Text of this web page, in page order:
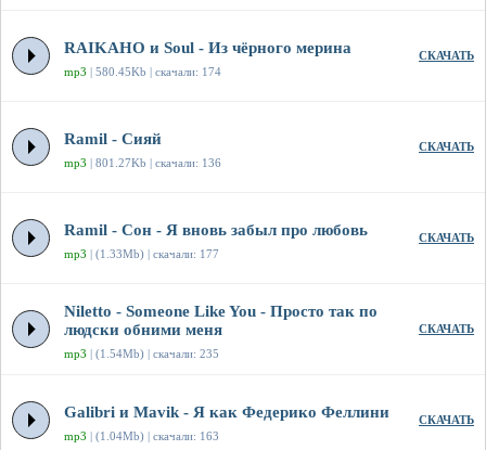
RAIKAHO и Soul - Из чёрного мерина
mp3 | 580.45Kb | скачали: 174
СКАЧАТЬ
Ramil - Сияй
mp3 | 801.27Kb | скачали: 136
СКАЧАТЬ
Ramil - Сон - Я вновь забыл про любовь
mp3 | (1.33Mb) | скачали: 177
СКАЧАТЬ
Niletto - Someone Like You - Просто так по
людски обними меня
mp3 | (1.54Mb) | скачали: 235
СКАЧАТЬ
Galibri и Mavik - Я как Федерико Феллини
mp3 | (1.04Mb) | скачали: 163
СКАЧАТЬ